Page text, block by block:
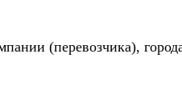
(перевозчика),